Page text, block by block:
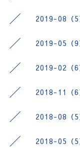
2019-08（5
2019-05（9
2019-02（6
2018-11（6
2018-08（5
2018-05（5